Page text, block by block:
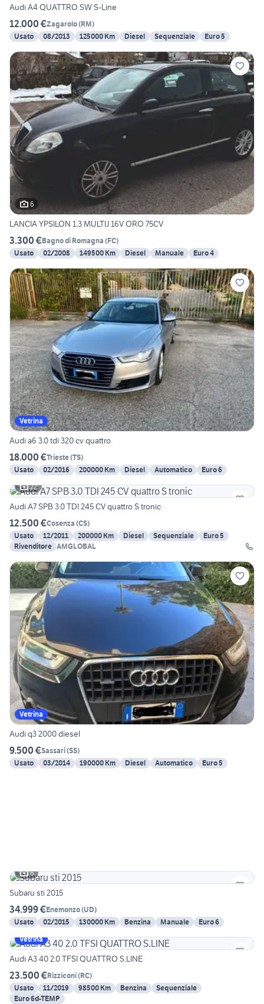
Audi A4 QUATTRO SW S-Line
12.000 €Zagarolo(RM)
Usato
08/2013 125000 Km Diesel Sequenziale Euro 5
6
LANCIA YPSILON 1.3 MULTIJ 16V ORO 75CV
3.300 €Bagno di Romagna (FC)
Usato
02/2008 149500 Km Diesel Manuale Euro 4
Vetrina
Audi a6 3.0 tdi 320 cv quattro
18.000 €Trieste(TS)
Usato
02/2016 200000 Km Diesel Automatico
Euro 6
22
Audi A7 SPB 3.0 TDI 245 CV quattro S tronic
12.500 €Cosenza (CS)
Usato
12/2011 200000 Km Diesel Sequenziale
Euro 5
Rivenditore AMGLOBAL
Vetrina
Audi q3 2000 diesel
9.500 €Sassari(SS)
Usato
03/2014 190000 Km Diesel Automatico Euro 5
6
Subaru sti 2015
34.999 €Enemonzo(UD)
Usato
02/2015 130000 Km Benzina Manuale
Euro 6
Vetrina
Audi A3 40 2.0 TFSI QUATTRO S.LINE
23.500 €Rizziconi(RC)
Usato
11/2019 98500 Km Benzina
Sequenziale
Euro 6d-TEMP